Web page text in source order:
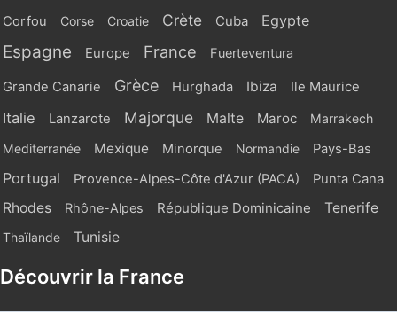
Corfou
Corse Croatie Crète Cuba Egypte
Espagne Europe France Fuerteventura
Grande Canarie Grèce Hurghada Ibiza Ile Maurice
Italie Lanzarote Majorque Malte Maroc
Marrakech
Mediterranée
Mexique Minorque Normandie Pays-Bas
Portugal Provence-Alpes-Côte d'Azur (PACA) Punta Cana
Rhodes Rhône-Alpes République Dominicaine Tenerife
Thaïlande Tunisie
Découvrir la France